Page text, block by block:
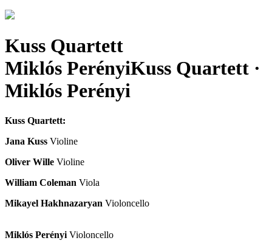
Kuss Quartett
Miklós PerényiKuss Quartett ·
Miklós Perényi
Kuss Quartett:
Jana Kuss Violine
Oliver Wille Violine
William Coleman Viola
Mikayel Hakhnazaryan Violoncello
Miklós Perényi Violoncello